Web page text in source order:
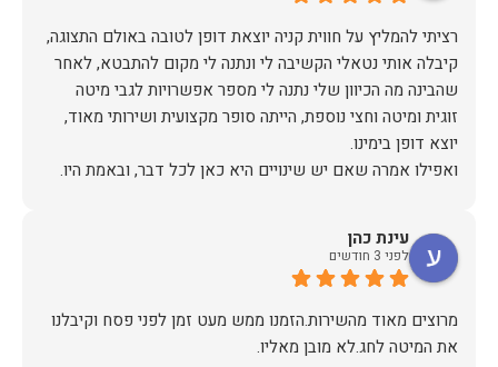
רציתי להמליץ על חווית קניה יוצאת דופן לטובה באולם התצוגה,
קיבלה אותי נטאלי הקשיבה לי ונתנה לי מקום להתבטא, לאחר
שהבינה מה הכיוון שלי נתנה לי מספר אפשרויות לגבי מיטה
זוגית ומיטה וחצי נוספת, הייתה סופר מקצועית ושירותי מאוד,
תודה.
עינת כהן
לפני 3 חודשים
מרוצים מאוד מהשירות.הזמנו ממש מעט זמן לפני פסח וקיבלנו